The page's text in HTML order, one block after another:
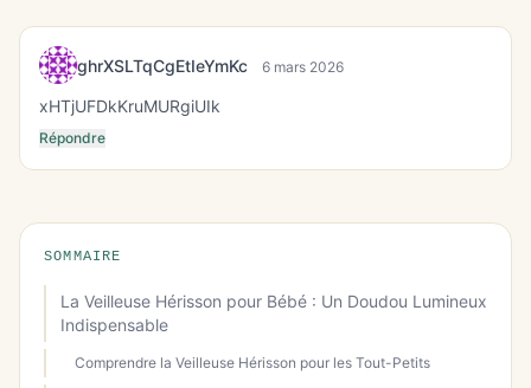
ghrXSLTqCgEtIeYmKc 6 mars 2026
xHTjUFDkKruMURgiUIk
Répondre
SOMMAIRE
La Veilleuse Hérisson pour Bébé : Un Doudou Lumineux
Indispensable
Comprendre la Veilleuse Hérisson pour les Tout-Petits